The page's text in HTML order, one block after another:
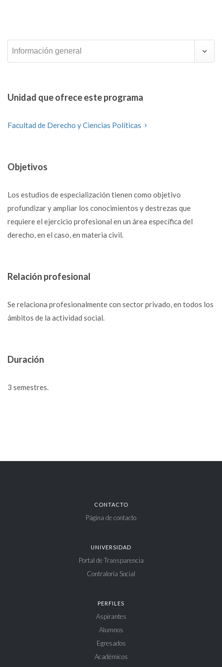
Información general
Unidad que ofrece este programa
Facultad de Derecho y Ciencias Políticas
Objetivos
Los estudios de especialización tienen como objetivo
profundizar y ampliar los conocimientos y destrezas que
requiere el ejercicio profesional en un área específica del
derecho, en el caso, en materia civil.
Relación profesional
Se relaciona profesionalmente con sector privado, en todos los
ámbitos de la actividad social.
Duración
3 semestres.
CONTACTO
Página de contacto
UNIVERSIDAD
Portal de Transparencia
Contraloría Social
PERFILES
Aspirantes
Alumnos
Egresados
Académicos